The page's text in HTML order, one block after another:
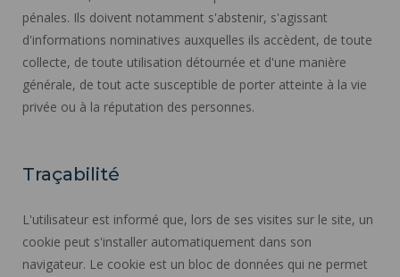
pénales. Ils doivent notamment s'abstenir, s'agissant
d'informations nominatives auxquelles ils accèdent, de toute
collecte, de toute utilisation détournée et d'une manière
générale, de tout acte susceptible de porter atteinte à la vie
privée ou à la réputation des personnes.
Traçabilité
L'utilisateur est informé que, lors de ses visites sur le site, un
cookie peut s'installer automatiquement dans son
navigateur. Le cookie est un bloc de données qui ne permet